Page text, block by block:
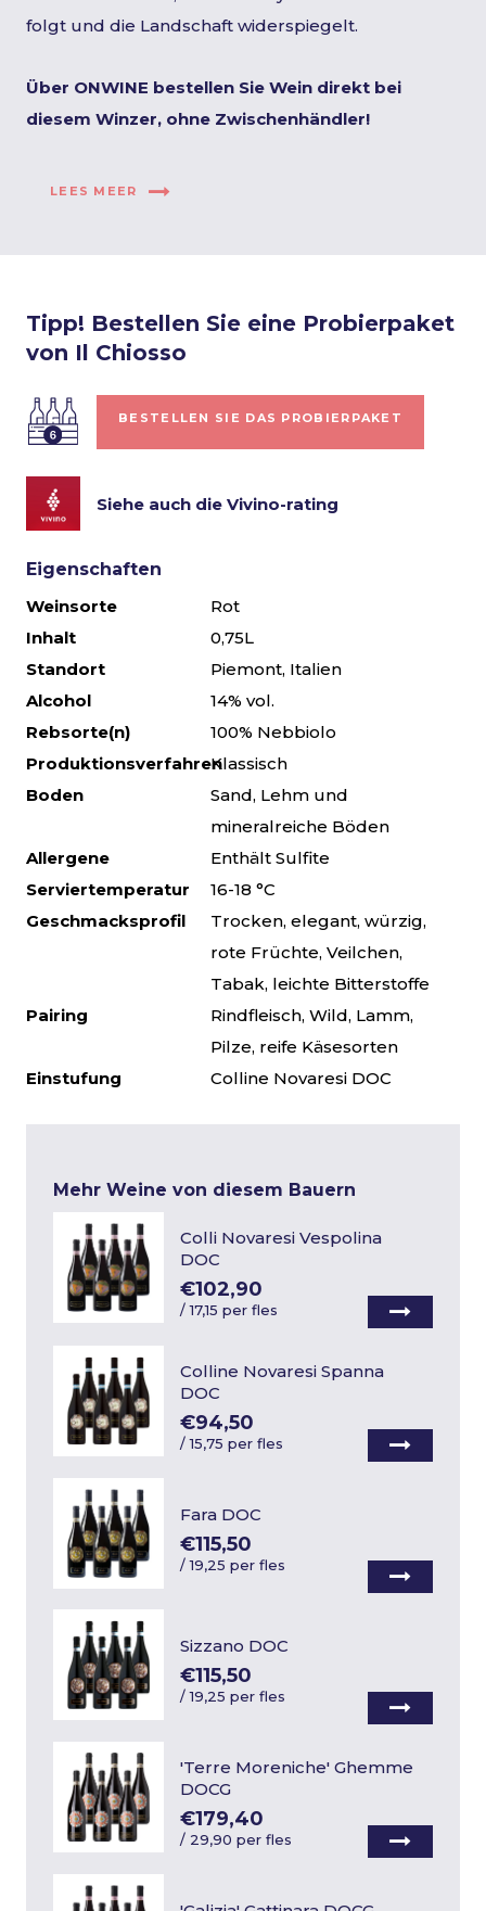
folgt und die Landschaft widerspiegelt.
Über ONWINE bestellen Sie Wein direkt bei
diesem Winzer, ohne Zwischenhändler!
LEES MEER
Tipp! Bestellen Sie eine Probierpaket
von Il Chiosso
BESTELLEN SIE DAS PROBIERPAKET
Siehe auch die Vivino-rating
Eigenschaften
Weinsorte
Rot
Inhalt
0,75L
Standort
Piemont, Italien
Alcohol
14% vol.
Rebsorte(n)
100% Nebbiolo
ProduktionsverfahrenKlassisch
Boden
Sand, Lehm und
mineralreiche Böden
Allergene
Enthält Sulfite
Serviertemperatur
16-18 °C
Geschmacksprofil
Trocken, elegant, würzig,
rote Früchte, Veilchen,
Tabak, leichte Bitterstoffe
Pairing
Rindfleisch, Wild, Lamm,
Pilze, reife Käsesorten
Einstufung
Colline Novaresi DOC
Mehr Weine von diesem Bauern
Colli Novaresi Vespolina
DOC
€102,90
/17,15 per fles
Colline Novaresi Spanna
DOC
€94,50
/15,75 per fles
Fara DOC
€115,50
/19,25 per fles
Sizzano DOC
€115,50
/19,25 per fles
'Terre Moreniche' Ghemme
DOCG
€179,40
/ 29,90 per fles